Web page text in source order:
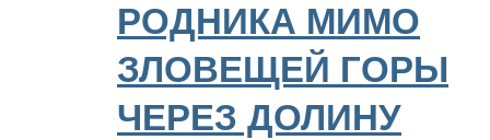
РОДНИКА МИМО
ЗЛОВЕЩЕЙ ГОРЫ
ЧЕРЕЗ ДОЛИНУ